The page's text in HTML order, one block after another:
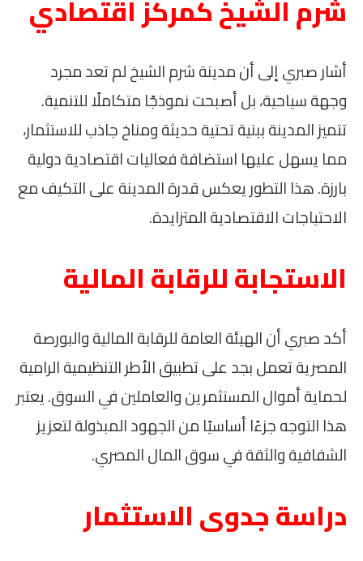
شرم الشيخ كمركز اقتصادي
أشار صبري إلى أن مدينة شرم الشيخ لم تعد مجرد
وجهة سياحية، بل أصبحت نموذجًا متكاملًا للتنمية.
تتميز المدينة ببنية تحتية حديثة ومناخ جاذب للاستثمار،
مما يسهل عليها استضافة فعاليات اقتصادية دولية
بارزة. هذا التطور يعكس قدرة المدينة على التكيف مع
الاحتياجات الاقتصادية المتزايدة.
الاستجابة للرقابة المالية
أكد صبري أن الهيئة العامة للرقابة المالية والبورصة
المصرية تعمل بجد على تطبيق الأطر التنظيمية الرامية
لحماية أموال المستثمرين والعاملين في السوق. يعتبر
هذا التوجه جزءًا أساسيًا من الجهود المبذولة لتعزيز
الشفافية والثقة في سوق المال المصري.
دراسة جدوى الاستثمار